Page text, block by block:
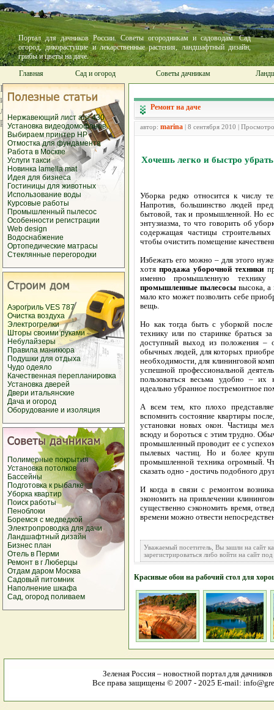
Портал для дачников России. Советы огородникам и садоводам. Сад
огород, дикорастущие и лекарственные растения, ландшафтный дизайн,
грибы и цветы на даче.
Главная
Сад и огород Советы дачникам
Нержавеющий лист aisi 430
Установка видеодомофонов
Выбираем принтер HP
Отмостка для фундамента
Работа в Москве
Услуги такси
Новинка lamella mat
Идея для бизнеса
Гостиницы для животных
Использование воды
Курсовые работы
Промышленный пылесос
Особенности регистрации
Web design
Водоснабжение
Ортопедические матрасы
Стеклянные перегородки
Аэрогриль VES 787
Очистка воздуха
Электрогрелки
Шторы своими руками
Небулайзеры
Правила маникюра
Подушки для отдыха
Чудо одеяло
Качественная перепланировка
Установка дверей
Двери итальянские
Дача и огород
Оборудование и изоляция
Полимерные покрытия
Установка потолков
Бассейны
Подготовка к рыбалке
Уборка квартир
Поиск работы
Пеноблоки
Боремся с медведкой
Электропроводка для дачи
Ландшафтный дизайн
Бизнес план
Отель в Перми
Ремонт в г Люберцы
Отдам даром Москва
Cадовый питомник
Наполнение шкафа
Сад, огород поливаем
Ремонт на даче
автор: marina | 8 сентября 2010 |
Хочешь легко и быстро
Уборка редко относится к числу
Напротив, большинство людей
бытовой, так и промышленной. Но
энтузиазма, то что говорить об
содержащая частицы
чтобы очистить помещение
Избежать его можно – для этого
хотяпродажа уборочной техники
именно промышленную
промышленные пылесосывысока, а
мало кто может позволить себе
вещь.
Но как тогда быть с уборкой
технику или по старинке браться
доступный выход из положения –
обычных людей, для которых
необходимости, для клининговой
успешной профессиональной
пользоваться весьма удобно –
идеально убранное постремонтное
А всем тем, кто плохо
вспомнить состояние квартиры
установки новых окон. Частицы
всюду и бороться с этим трудно.
промышленный проводит ее с
пылевых частиц. Но и более
промышленной техника огромный.
сказать одно - достичь подобного
И когда в связи с ремонтом
экономить на привлечении
существенно сэкономить время,
времени можно отвести
Уважаемый посетитель, Вы зашли на сайт
зарегистрироваться либо войти на сайт
Красивые обои на рабочий стол для
Зеленая Россия – новостной портал для
Все права защищены © 2007 - 2025 E-mail: